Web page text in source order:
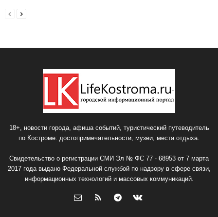
18+, новости города, афиша событий, туристический путеводитель
по Костроме: достопримечательности, музеи, места отдыха.
Свидетельство о регистрации СМИ Эл № ФС 77 - 68953 от 7 марта
2017 года выдано Федеральной службой по надзору в сфере связи,
информационных технологий и массовых коммуникаций.